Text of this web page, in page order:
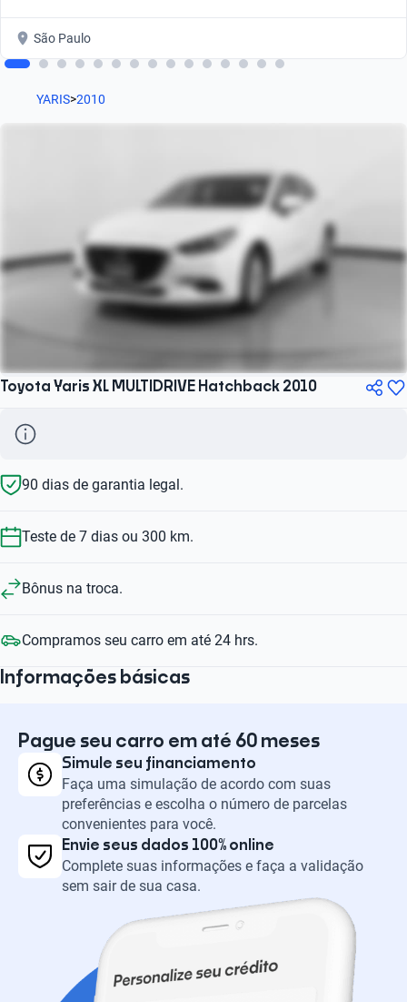
São Paulo
YARIS>2010
Toyota Yaris XL MULTIDRIVE Hatchback 2010
90 dias de garantia legal.
Teste de 7 dias ou 300 km.
Bônus na troca.
Compramos seu carro em até 24 hrs.
Informações básicas
Pague seu carro em até 60 meses
Simule seu financiamento
Faça uma simulação de acordo com suas
preferências e escolha o número de parcelas
convenientes para você.
Envie seus dados 100% online
Complete suas informações e faça a validação
sem sair de sua casa.